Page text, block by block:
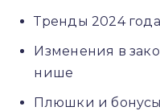
Тренды 2024
Изменения в
нише
Плюшки и